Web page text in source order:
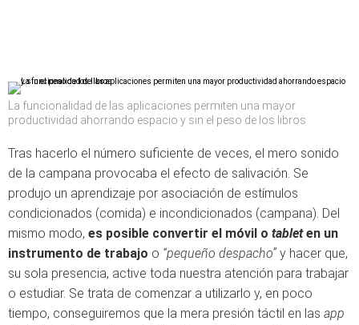
La funcionalidad de las aplicaciones permiten una mayor
productividad ahorrando espacio y sin el peso de los libros
Tras hacerlo el número suficiente de veces, el mero sonido
de la campana provocaba el efecto de salivación. Se
produjo un aprendizaje por asociación de estímulos
condicionados (comida) e incondicionados (campana). Del
mismo modo, es posible convertir el móvil o tableten un
instrumento de trabajo o “pequeño despacho”y hacer que,
su sola presencia, active toda nuestra atención para trabajar
o estudiar. Se trata de comenzar a utilizarlo y, en poco
tiempo, conseguiremos que la mera presión táctil en las app